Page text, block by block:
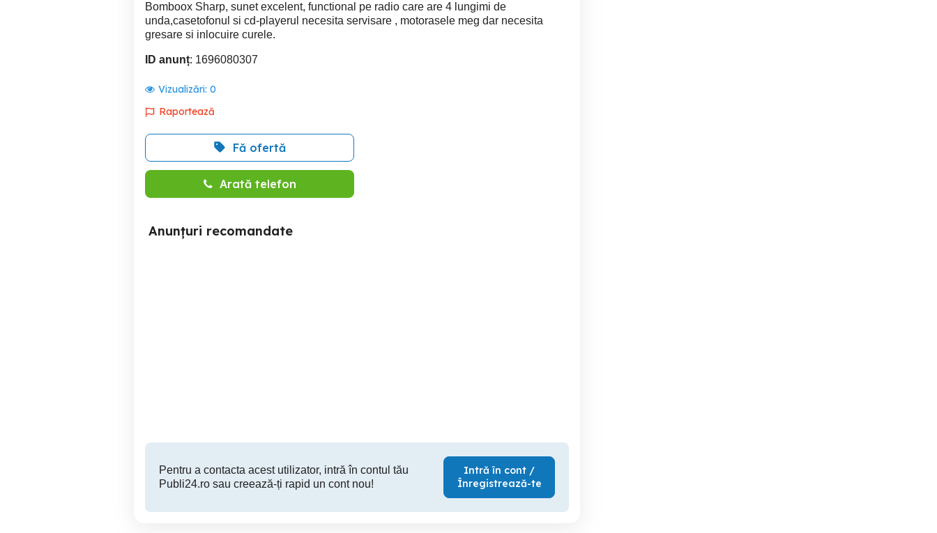
Bomboox Sharp, sunet excelent, functional pe radio care are 4 lungimi de
unda,casetofonul si cd-playerul necesita servisare , motorasele meg dar necesita
gresare si inlocuire curele.
ID anunț: 1696080307
Vizualizări: 0
Raportează
Fă ofertă
Arată telefon
Anunțuri recomandate
Pentru a contacta acest utilizator, intră în contul tău
Publi24.ro sau creează-ți rapid un cont nou!
Intră în cont /
Înregistrează-te